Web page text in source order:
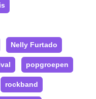
Nelly Furtado
popgroepen
rockband